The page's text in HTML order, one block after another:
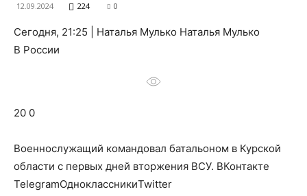
о
нем
12.09.2024 224 0
Сегодня, 21:25 | Наталья Мулько Наталья Мулько
В России
20 0
Военнослужащий командовал батальоном в Курской
области с первых дней вторжения ВСУ. ВКонтакте
TelegramОдноклассникиTwitter